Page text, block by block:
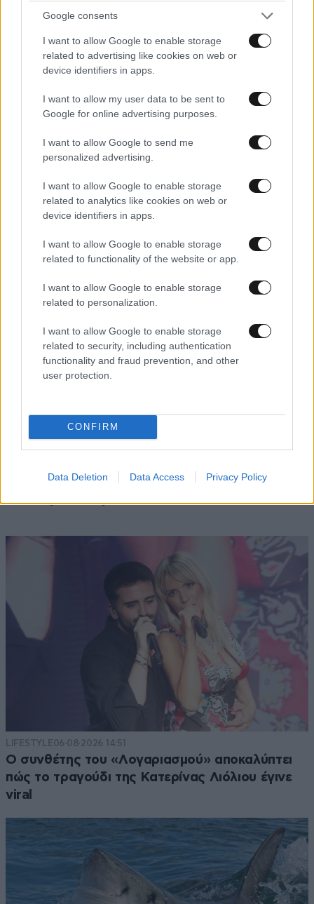
Google consents
I want to allow Google to enable storage
related to advertising like cookies on web or
device identifiers in apps.
I want to allow my user data to be sent to
Google for online advertising purposes.
I want to allow Google to send me
personalized advertising.
I want to allow Google to enable storage
related to analytics like cookies on web or
device identifiers in apps.
I want to allow Google to enable storage
related to functionality of the website or app.
I want to allow Google to enable storage
related to personalization.
I want to allow Google to enable storage
related to security, including authentication
functionality and fraud prevention, and other
user protection.
CONFIRM
Data Deletion Data Access Privacy Policy
LIFESTYLE
Μέγκαν Μαρκλ: Αυτός είναι ο λόγος που ο
βασιλιάς Κάρολος δεν της ευχήθηκε δημόσια
για τα γενέθλιά της
που το είχαν υιοθετήσει η αγέλη των λύκων –
LIFESTYLE06·08·2026 14:51
Ο συνθέτης του «Λογαριασμού» αποκαλύπτει
πώς το τραγούδι της Κατερίνας Λιόλιου έγινε
viral